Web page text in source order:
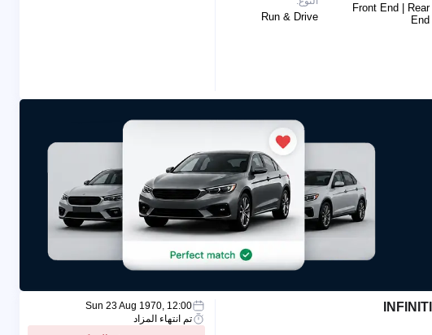
Front End | Rear
End
Run & Drive
Sun 23 Aug 1970, 12:00
تم انتهاء المزاد